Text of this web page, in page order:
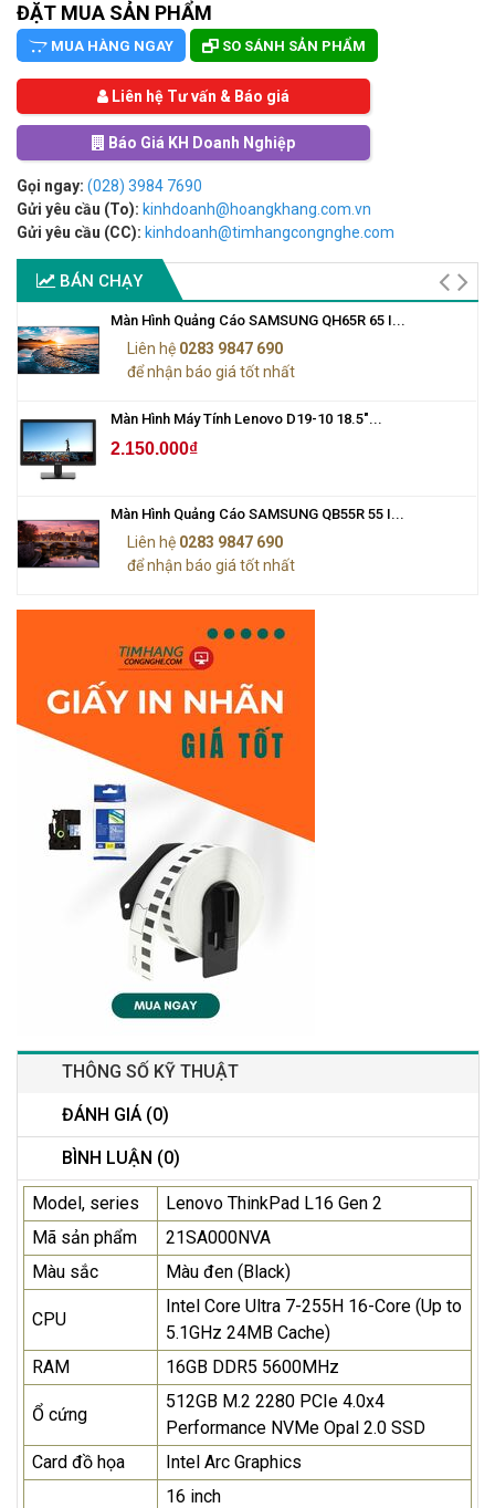
ĐẶT MUA SẢN PHẨM
MUA HÀNG NGAY SO SÁNH SẢN PHẨM
Liên hệ Tư vấn & Báo giá
Báo Giá KH Doanh Nghiệp
Gọi ngay: (028) 3984 7690
Gửi yêu cầu (To): kinhdoanh@hoangkhang.com.vn
Gửi yêu cầu (CC): kinhdoanh@timhangcongnghe.com
BÁN CHẠY
Màn Hình Quảng Cáo SAMSUNG QH65R 65 I...
Liên hệ 0283 9847 690
để nhận báo giá tốt nhất
Màn Hình Máy Tính Lenovo D19-10 18.5"...
2.150.000₫
Màn Hình Quảng Cáo SAMSUNG QB55R 55 I...
Liên hệ 0283 9847 690
để nhận báo giá tốt nhất
THÔNG SỐ KỸ THUẬT
ĐÁNH GIÁ (0)
BÌNH LUẬN (0)
Model, series
Lenovo ThinkPad L16 Gen 2
Mã sản phẩm
21SA000NVA
Màu sắc
Màu đen (Black)
CPU
Intel Core Ultra 7-255H 16-Core (Up to
5.1GHz 24MB Cache)
RAM
16GB DDR5 5600MHz
Ổ cứng
512GB M.2 2280 PCIe 4.0x4
Performance NVMe Opal 2.0 SSD
Card đồ họa
Intel Arc Graphics
16 inch